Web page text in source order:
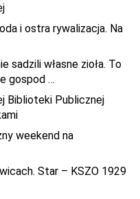
i ostra rywalizacja. Na
sadzili własne zioła. To
gospod …
Biblioteki Publicznej
weekend na
Star – KSZO 1929